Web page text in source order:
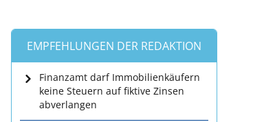
EMPFEHLUNGEN DER REDAKTION
Finanzamt darf Immobilienkäufern
keine Steuern auf fiktive Zinsen
abverlangen